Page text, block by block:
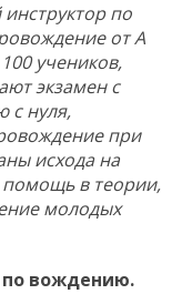
по
от А
учеников,
экзамен с
с нуля,
при
исхода на
помощь в теории,
молодых
по вождению.